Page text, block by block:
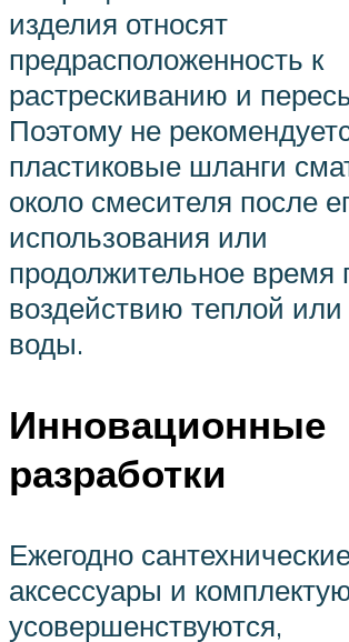
изделия относят
предрасположенность к
растрескиванию и
Поэтому не
пластиковые шланги
около смесителя после
использования или
продолжительное время
воздействию теплой или
воды.
Инновационные
разработки
Ежегодно
аксессуары и
усовершенствуются,